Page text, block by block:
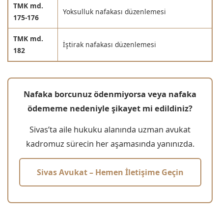
TMK md.
175-176
Yoksulluk nafakası düzenlemesi
TMK md.
182
İştirak nafakası düzenlemesi
Nafaka borcunuz ödenmiyorsa veya nafaka
ödememe nedeniyle şikayet mi edildiniz?
Sivas’ta aile hukuku alanında uzman avukat
kadromuz sürecin her aşamasında yanınızda.
Sivas Avukat – Hemen İletişime Geçin